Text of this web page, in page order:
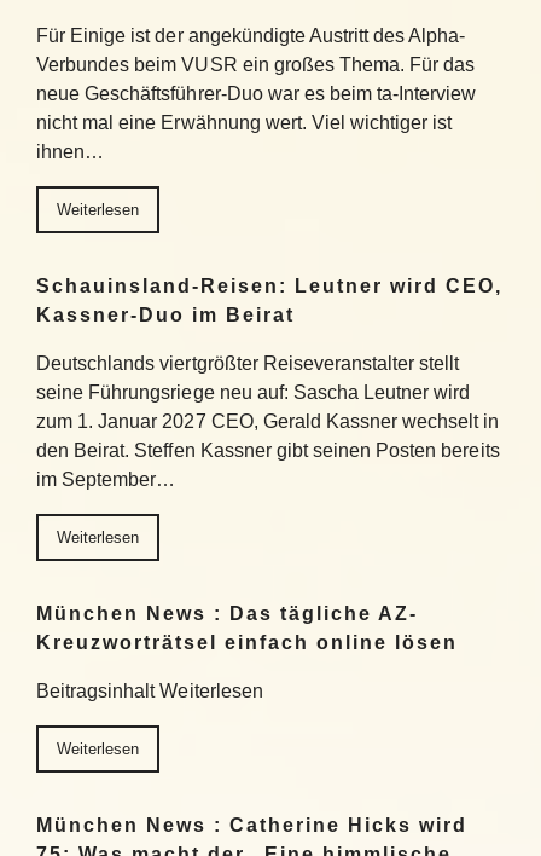
Für Einige ist der angekündigte Austritt des Alpha-
Verbundes beim VUSR ein großes Thema. Für das
neue Geschäftsführer-Duo war es beim ta-Interview
nicht mal eine Erwähnung wert. Viel wichtiger ist
ihnen…
Weiterlesen
Schauinsland-Reisen: Leutner wird CEO,
Kassner-Duo im Beirat
Deutschlands viertgrößter Reiseveranstalter stellt
seine Führungsriege neu auf: Sascha Leutner wird
zum 1. Januar 2027 CEO, Gerald Kassner wechselt in
den Beirat. Steffen Kassner gibt seinen Posten bereits
im September…
Weiterlesen
München News : Das tägliche AZ-
Kreuzworträtsel einfach online lösen
Beitragsinhalt Weiterlesen
Weiterlesen
München News : Catherine Hicks wird